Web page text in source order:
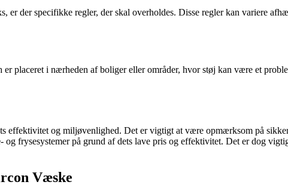
der specifikke regler, der skal overholdes. Disse regler kan variere
placeret i nærheden af boliger eller områder, hvor støj kan være et
effektivitet og miljøvenlighed. Det er vigtigt at være opmærksom på
frysesystemer på grund af dets lave pris og effektivitet. Det er dog
Væske